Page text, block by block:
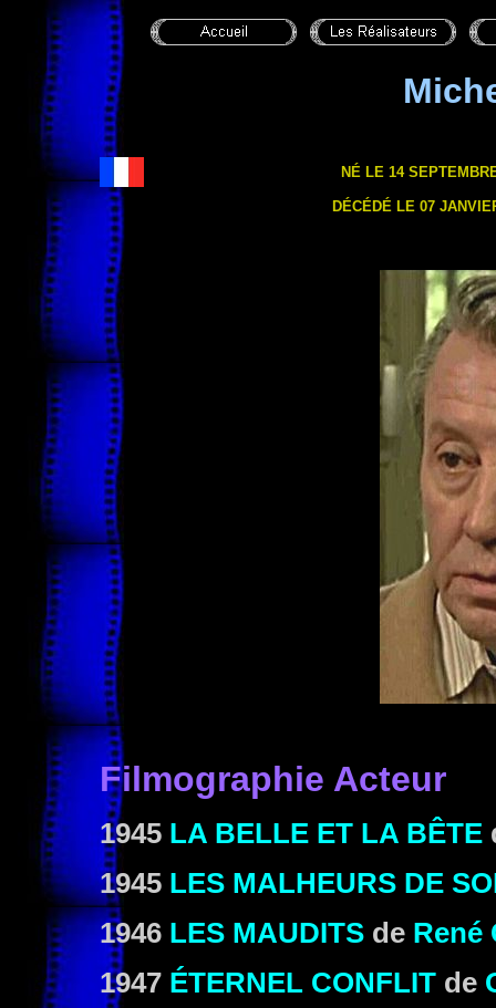
NÉ LE 14
DÉCÉDÉ LE 07
Filmographie Acteur
1945 LA BELLE ET LA BÊTE
1945 LES MALHEURS DE
1946 LES MAUDITS de René
1947 ÉTERNEL CONFLIT de